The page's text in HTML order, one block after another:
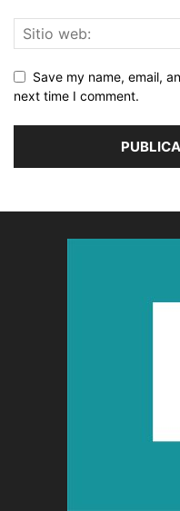
Save my name, email,
next time I comment.